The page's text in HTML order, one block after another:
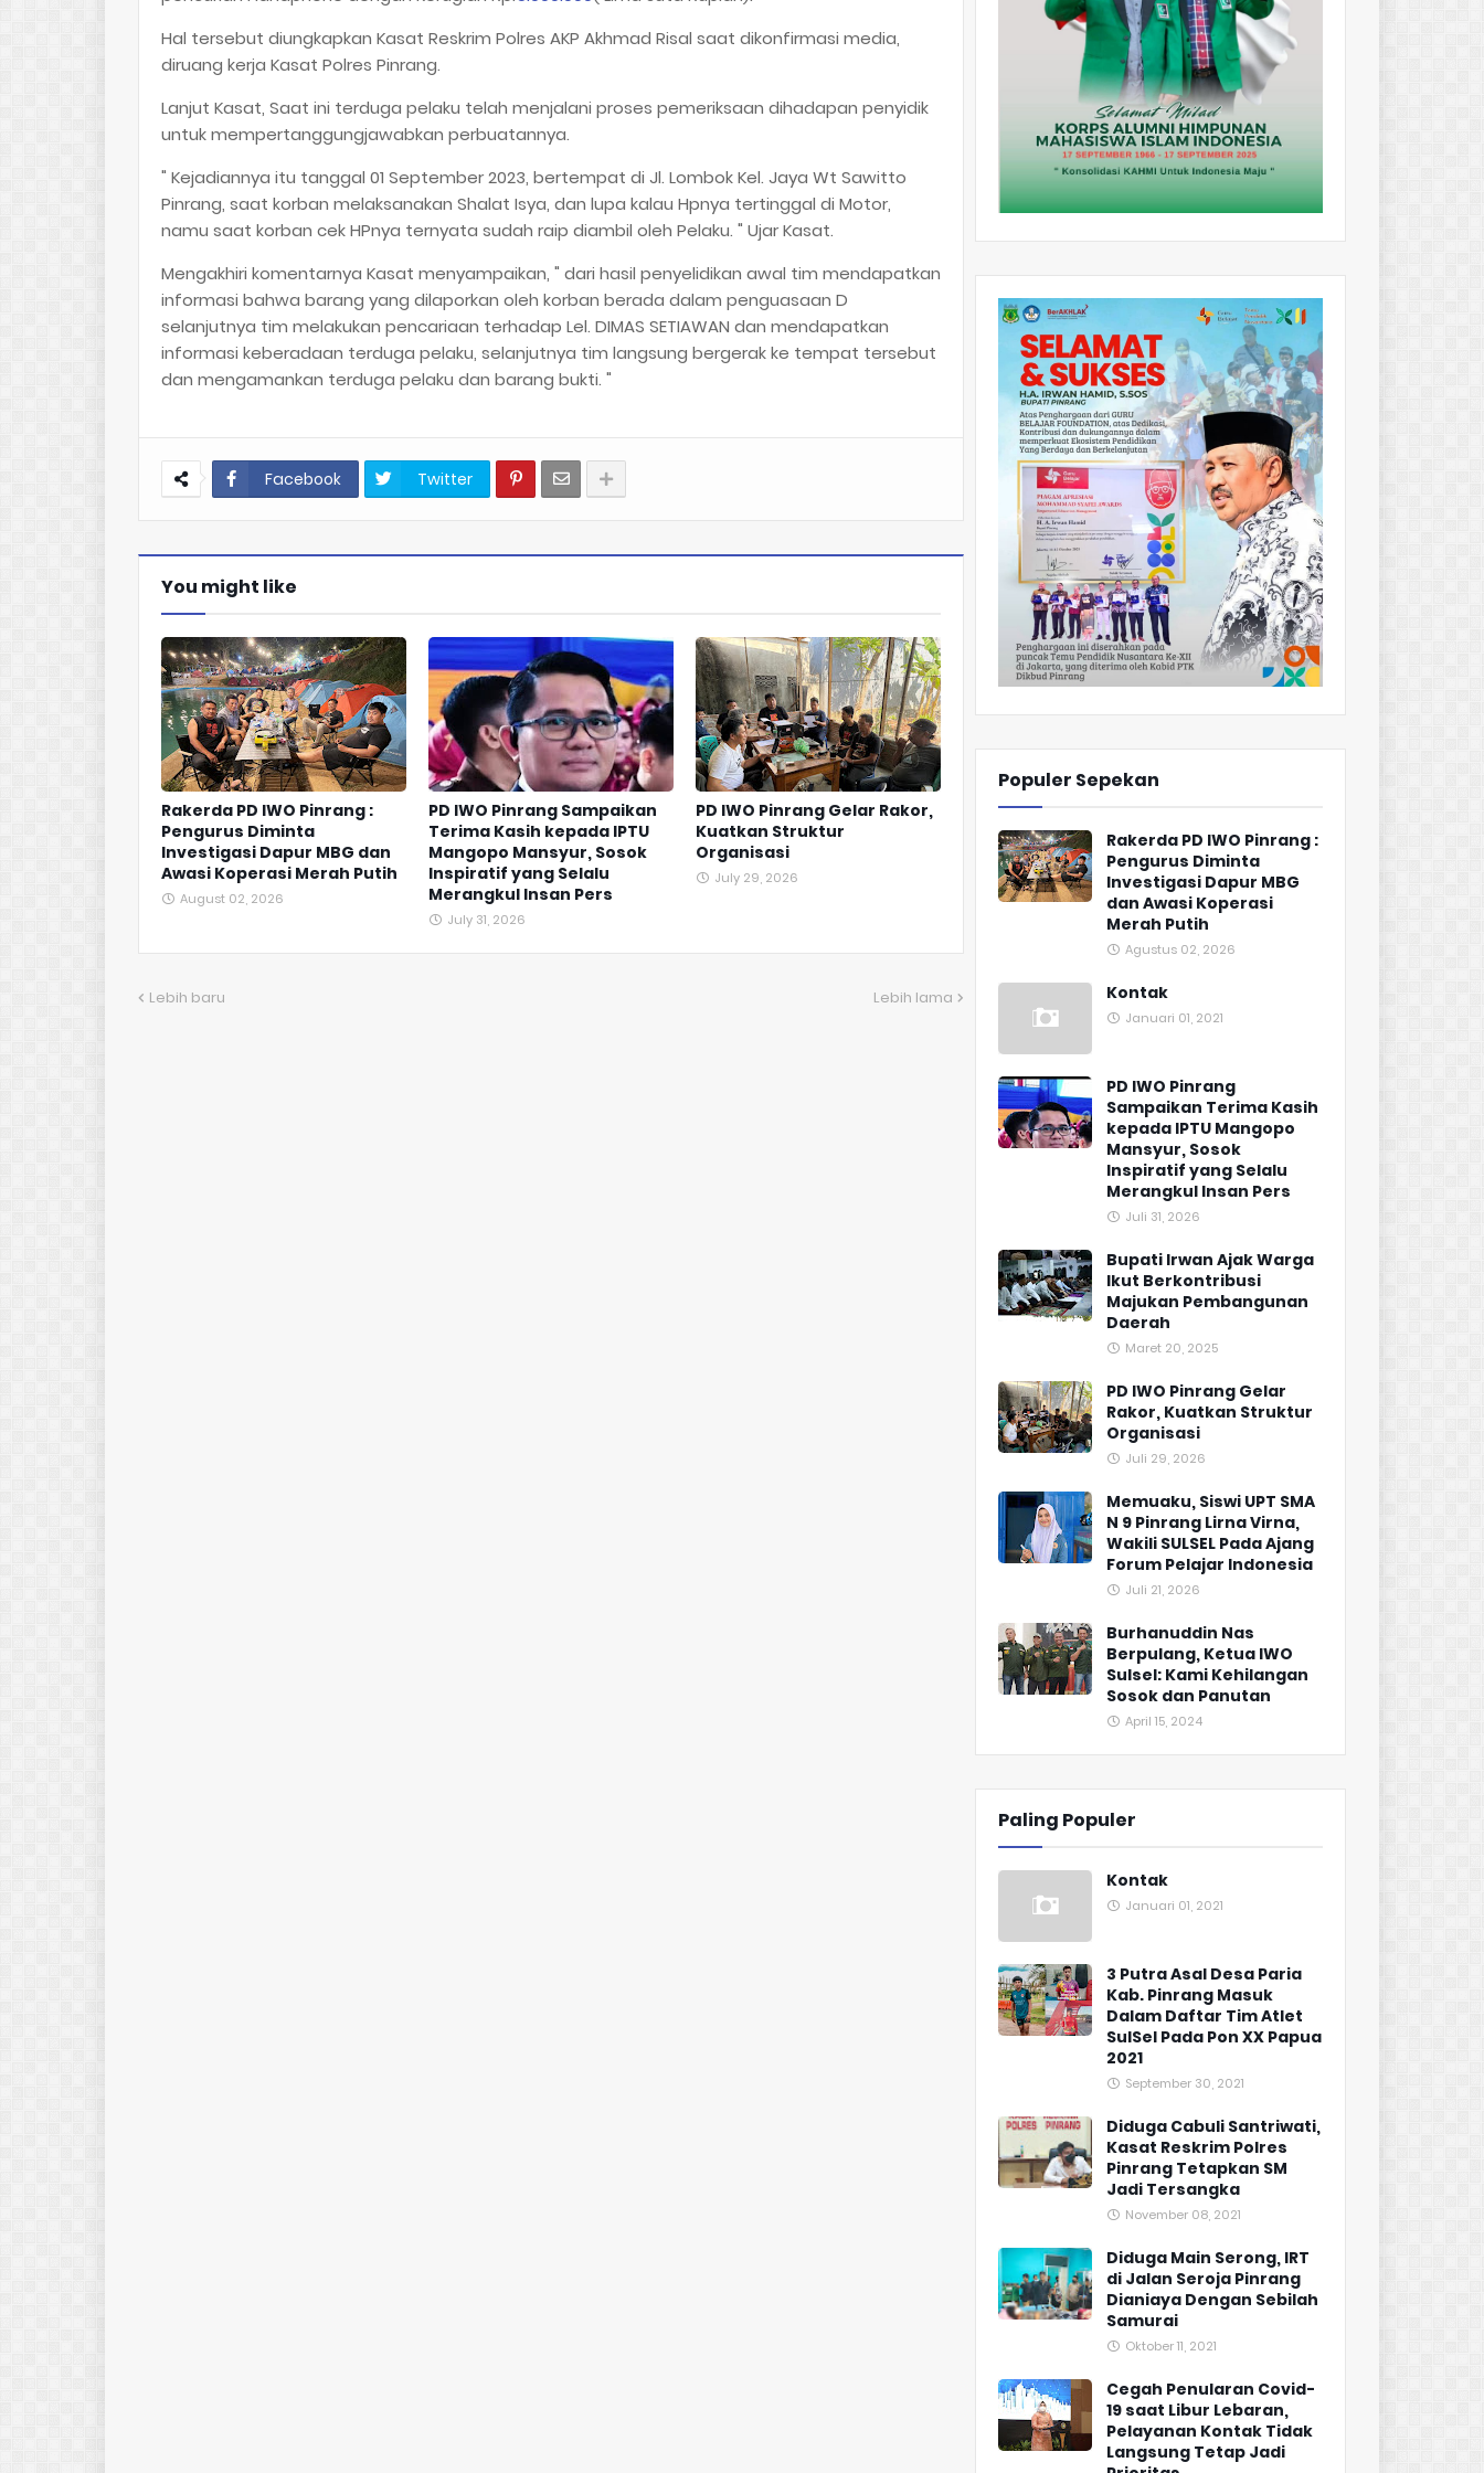
Hal tersebut diungkapkan Kasat Reskrim Polres AKP Akhmad Risal saat dikonfirmasi media,
diruang kerja Kasat Polres Pinrang.
Lanjut Kasat, Saat ini terduga pelaku telah menjalani proses pemeriksaan dihadapan penyidik
untuk mempertanggungjawabkan perbuatannya.
" Kejadiannya itu tanggal 01 September 2023, bertempat di Jl. Lombok Kel. Jaya Wt Sawitto
Pinrang, saat korban melaksanakan Shalat Isya, dan lupa kalau Hpnya tertinggal di Motor,
namu saat korban cek HPnya ternyata sudah raip diambil oleh Pelaku. " Ujar Kasat.
Mengakhiri komentarnya Kasat menyampaikan, " dari hasil penyelidikan awal tim mendapatkan
informasi bahwa barang yang dilaporkan oleh korban berada dalam penguasaan D
selanjutnya tim melakukan pencariaan terhadap Lel. DIMAS SETIAWAN dan mendapatkan
informasi keberadaan terduga pelaku, selanjutnya tim langsung bergerak ke tempat tersebut
dan mengamankan terduga pelaku dan barang bukti. "
Facebook Twitter
You might like
Rakerda PD IWO Pinrang :
Pengurus Diminta
Investigasi Dapur MBG dan
Awasi Koperasi Merah Putih
August 02, 2026
PD IWO Pinrang Sampaikan
Terima Kasih kepada IPTU
Mangopo Mansyur, Sosok
Inspiratif yang Selalu
Merangkul Insan Pers
July 31, 2026
PD IWO Pinrang Gelar Rakor,
Kuatkan Struktur
Organisasi
July 29, 2026
Lebih baru Lebih lama
Populer Sepekan
Rakerda PD IWO Pinrang :
Pengurus Diminta
Investigasi Dapur MBG
dan Awasi Koperasi
Merah Putih
Agustus 02, 2026
Kontak
Januari 01, 2021
PD IWO Pinrang
Sampaikan Terima Kasih
kepada IPTU Mangopo
Mansyur, Sosok
Inspiratif yang Selalu
Merangkul Insan Pers
Juli 31, 2026
Bupati Irwan Ajak Warga
Ikut Berkontribusi
Majukan Pembangunan
Daerah
Maret 20, 2025
PD IWO Pinrang Gelar
Rakor, Kuatkan Struktur
Organisasi
Juli 29, 2026
Memuaku, Siswi UPT SMA
N 9 Pinrang Lirna Virna,
Wakili SULSEL Pada Ajang
Forum Pelajar Indonesia
Juli 21, 2026
Burhanuddin Nas
Berpulang, Ketua IWO
Sulsel: Kami Kehilangan
Sosok dan Panutan
April 15, 2024
Paling Populer
Kontak
Januari 01, 2021
3 Putra Asal Desa Paria
Kab. Pinrang Masuk
Dalam Daftar Tim Atlet
SulSel Pada Pon XX Papua
2021
September 30, 2021
Diduga Cabuli Santriwati,
Kasat Reskrim Polres
Pinrang Tetapkan SM
Jadi Tersangka
November 08, 2021
Diduga Main Serong, IRT
di Jalan Seroja Pinrang
Dianiaya Dengan Sebilah
Samurai
Oktober 11, 2021
Cegah Penularan Covid-
19 saat Libur Lebaran,
Pelayanan Kontak Tidak
Langsung Tetap Jadi